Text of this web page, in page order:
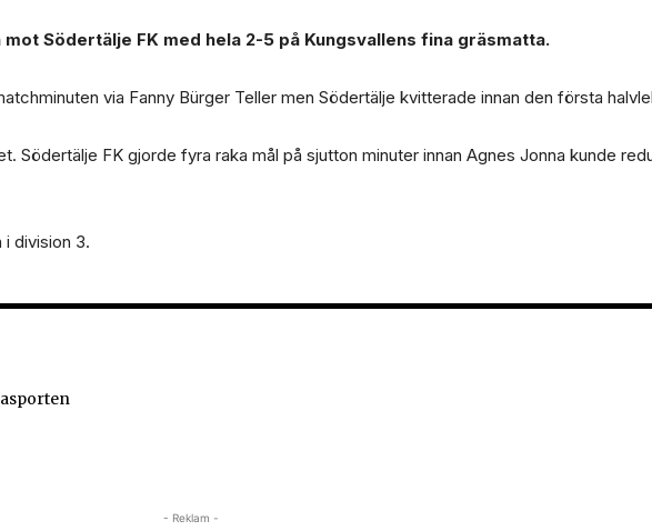
Södertälje FK med hela 2-5 på Kungsvallens fina gräsmatta.
via Fanny Bürger Teller men Södertälje kvitterade innan den första
Södertälje FK gjorde fyra raka mål på sjutton minuter innan Agnes Jonna kunde
i division 3.
- Reklam -